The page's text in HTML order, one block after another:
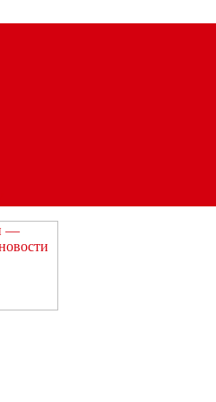
в Тульской области на сайте